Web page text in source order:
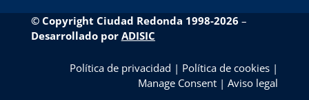
© Copyright Ciudad Redonda 1998-2026 –
Desarrollado por ADISIC
Política de privacidad | Política de cookies |
Manage Consent |Aviso legal